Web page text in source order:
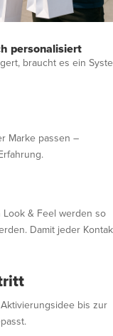
personalisiert
braucht es ein
Marke passen –
Look & Feel werden so
Damit jeder
bis zur